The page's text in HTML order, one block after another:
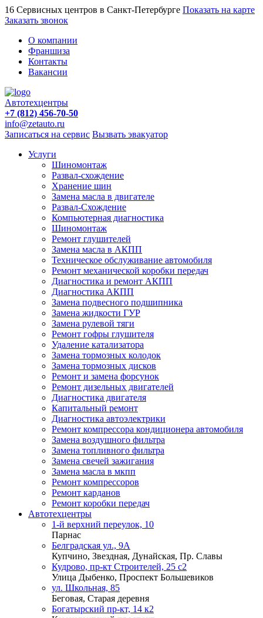
16 Сервисных центров в Санкт-Петербурге Показать на карте
Заказать звонок
О компании
Франшиза
Контакты
Вакансии
Автотехцентры
+7 (812) 456-70-50
info@zetauto.ru
Записаться на сервис Вызвать эвакуатор
Услуги
Шиномонтаж
Развал-схождение
Хранение шин
Замена масла в двигателе
Развал-Схождение
Компьютерная диагностика
Шиномонтаж
Ремонт глушителей
Замена масла в АКПП
Техническое обслуживание автомобиля
Ремонт механической коробки передач
Диагностика и ремонт АКПП
Диагностика АКПП
Замена подвесного подшипника
Замена жидкости ГУР
Замена рулевой тяги
Ремонт гофры глушителя
Удаление катализатора
Замена тормозных колодок
Замена тормозных дисков
Ремонт и замена форсунок
Ремонт дизельных двигателей
Диагностика двигателя
Капитальный ремонт
Диагностика автоэлектрики
Ремонт компрессора кондиционера автомобиля
Замена воздушного фильтра
Замена топливного фильтра
Замена свечей зажигания
Замена масла в мкпп
Ремонт компрессоров
Ремонт карданов
Ремонт коробки передач
Автотехцентры
1-й верхний переулок, 10
Парнас
Белградская ул., 9А
Купчино, Звездная, Дунайская, Пр. Славы
Кудрово, пр-кт Строителей, 25 с2
Улица Дыбенко, Проспект Большевиков
ул. Школьная, 85
Беговая, Старая деревня
Богатырский пр-кт, 14 к2